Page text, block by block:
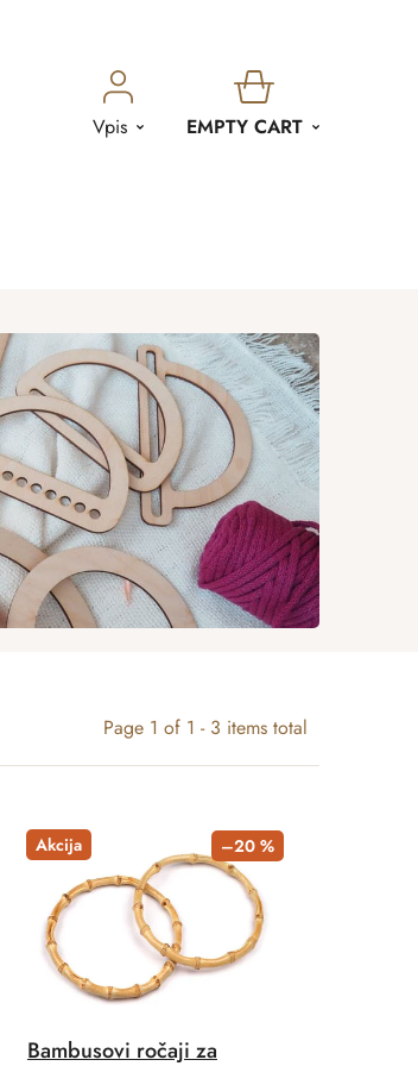
Vpis
SHOPPING
EMPTY CART
Page 1 of 1 - 3 items total
Akcija –20 %
Bambusovi ročaji za